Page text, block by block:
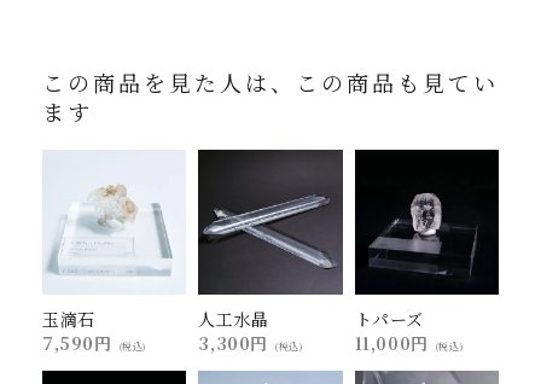
この商品を見た人は、この商品も見てい
ます
玉滴石
7,590円
(税込)
人工水晶
3,300円
(税込)
トパーズ
11,000円
(税込)